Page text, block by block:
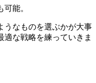
能。
うなものを選ぶかが大事
適な戦略を練っていきま